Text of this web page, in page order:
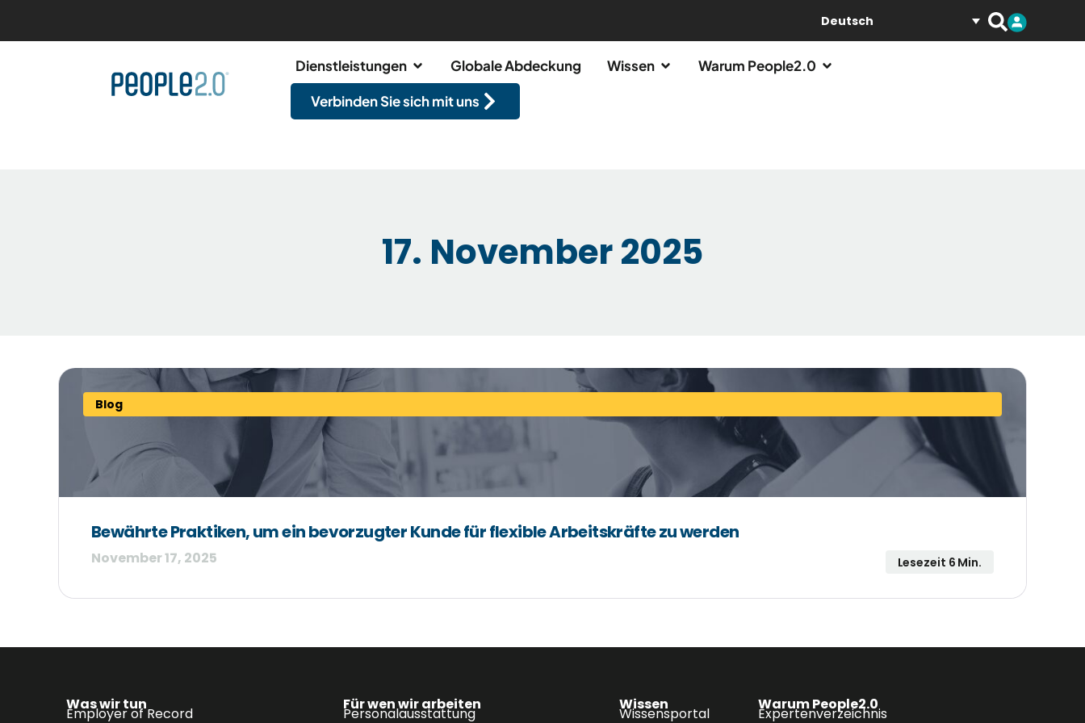
Deutsch
Dienstleistungen Globale Abdeckung Wissen
Warum People2.0
Verbinden Sie sich mit uns
17. November 2025
Blog
Bewährte Praktiken, um ein bevorzugter Kunde für flexible Arbeitskräfte zu werden
November 17, 2025 Lesezeit 6 Min.
Was wir tun
Employer of Record
Für wen wir arbeiten
Personalausstattung
Wissen
Wissensportal
Warum People2.0
Expertenverzeichnis